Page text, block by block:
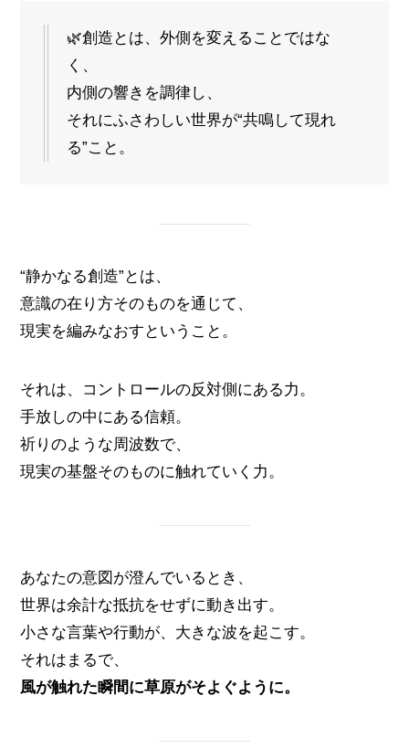
🌿創造とは、外側を変えることではな
く、
内側の響きを調律し、
それにふさわしい世界が“共鳴して現れ
る”こと。
“静かなる創造”とは、
意識の在り方そのものを通じて、
現実を編みなおすということ。
それは、コントロールの反対側にある力。
手放しの中にある信頼。
祈りのような周波数で、
現実の基盤そのものに触れていく力。
あなたの意図が澄んでいるとき、
世界は余計な抵抗をせずに動き出す。
小さな言葉や行動が、大きな波を起こす。
それはまるで、
風が触れた瞬間に草原がそよぐように。